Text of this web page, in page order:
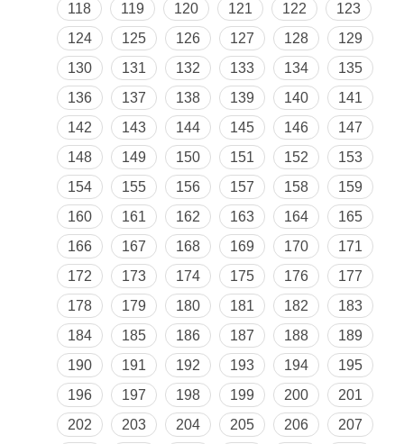
118
119 120 121 122
123
124
125 126 127 128
129
130
131 132 133 134
135
136
137 138 139 140
141
142
143 144 145 146
147
148
149 150 151 152
153
154
155 156 157 158
159
160
161 162 163 164
165
166
167 168 169 170
171
172
173 174 175 176
177
178
179 180 181 182
183
184
185 186 187 188
189
190
191 192 193 194
195
196
197 198 199 200
201
202
203 204 205 206 207